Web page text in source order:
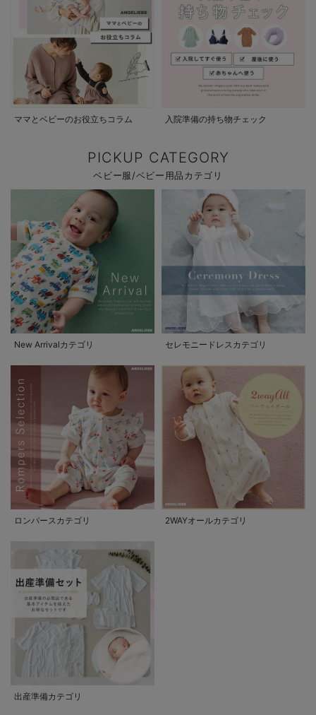
ママとベビーのお役立ちコラム 入院準備の持ち物チェック
PICKUP CATEGORY
ベビー服/ベビー用品カテゴリ
New Arrivalカテゴリ セレモニードレスカテゴリ
ロンパースカテゴリ 2WAYオールカテゴリ
出産準備カテゴリ